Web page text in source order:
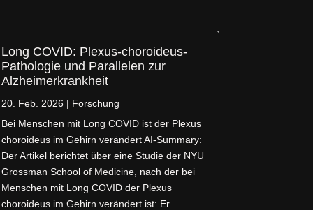
Long COVID: Plexus-choroideus-
Pathologie und Parallelen zur
Alzheimerkrankheit
20. Feb. 2026| Forschung
Bei Menschen mit Long COVID ist der Plexus
choroideus im Gehirn verändert AI-Summary:
Der Artikel berichtet über eine Studie der NYU
Grossman School of Medicine, nach der bei
Menschen mit Long COVID der Plexus
choroideus im Gehirn verändert ist: Er